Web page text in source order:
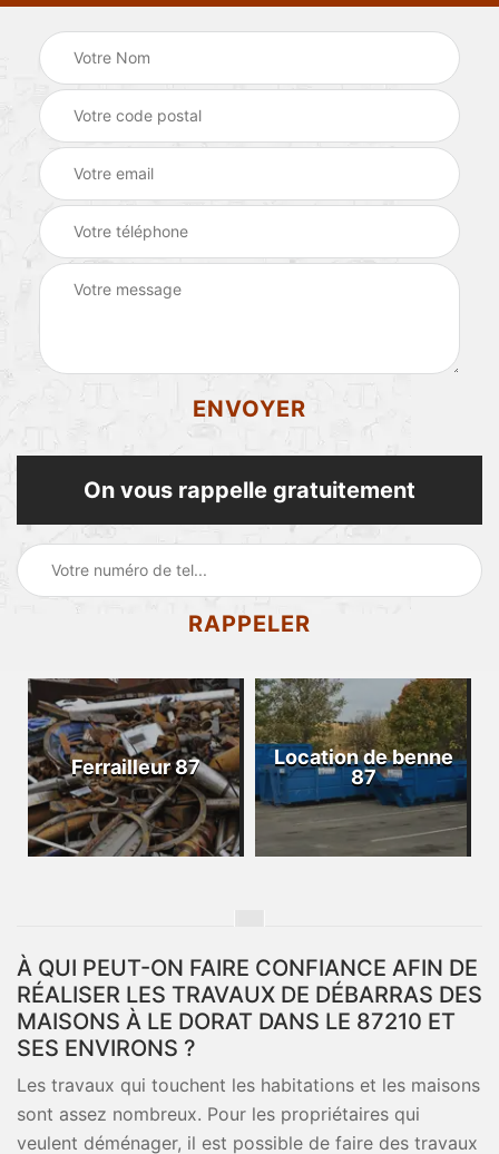
On vous rappelle gratuitement
Ferrailleur 87
Location de benne
87
À QUI PEUT-ON FAIRE CONFIANCE AFIN DE
RÉALISER LES TRAVAUX DE DÉBARRAS DES
MAISONS À LE DORAT DANS LE 87210 ET
SES ENVIRONS ?
Les travaux qui touchent les habitations et les maisons
sont assez nombreux. Pour les propriétaires qui
veulent déménager, il est possible de faire des travaux